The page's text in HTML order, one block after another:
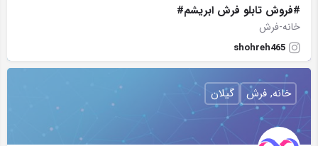
#فروش تابلو فرش ابریشم#
خانه-فرش
shohreh465
خانه, فرش گیلان